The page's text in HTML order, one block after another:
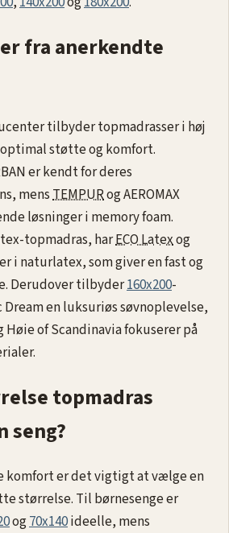
fra anerkendte
tilbyder topmadrasser i høj
støtte og komfort.
er kendt for deres
mensTEMPURog AEROMAX
løsninger i memory foam.
topmadras, harECO Latexog
i naturlatex, som giver en fast og
Derudover tilbyder160x200-
en luksuriøs søvnoplevelse,
Høie of Scandinavia fokuserer på
topmadras
seng?
komfort er det vigtigt at vælge en
størrelse. Til børnesenge er
og70x140ideelle, mens